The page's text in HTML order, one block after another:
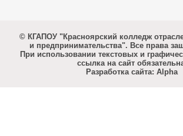
© КГАПОУ "Красноярский колледж
и предпринимательства". Все права
При использовании текстовых и
ссылка на сайт
Разработка сайта: Alpha